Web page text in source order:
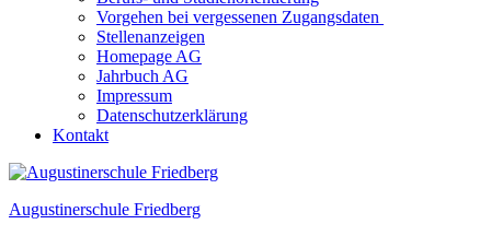
Vorgehen bei vergessenen Zugangsdaten
Stellenanzeigen
Homepage AG
Jahrbuch AG
Impressum
Datenschutzerklärung
Kontakt
Augustinerschule Friedberg